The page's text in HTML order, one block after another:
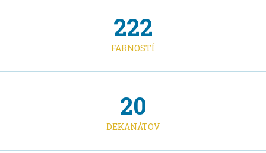
222
FARNOSTÍ
20
DEKANÁTOV